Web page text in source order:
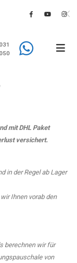
mit DHL Paket
versichert.
in der Regel ab Lager
Ihnen vorab den
berechnen wir für
von